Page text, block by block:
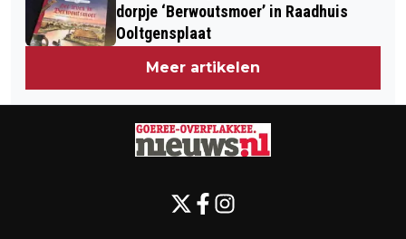
dorpje ‘Berwoutsmoer’ in Raadhuis
Ooltgensplaat
Meer artikelen